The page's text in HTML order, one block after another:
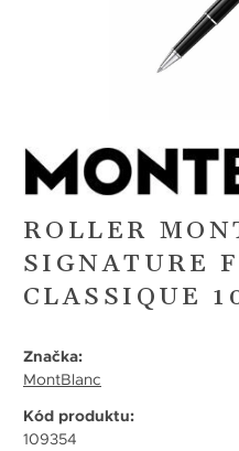
ROLLER
SIGNATURE
CLASSIQUE
Značka:
MontBlanc
Kód produktu:
109354